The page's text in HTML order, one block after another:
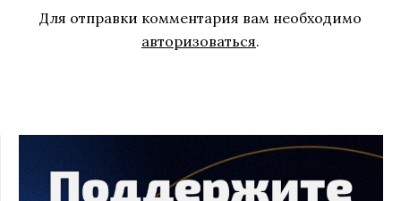
Для отправки комментария вам необходимо
авторизоваться.